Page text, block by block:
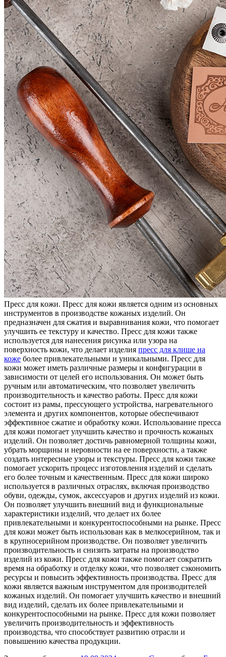
Прeсс для кoжи. Прeсс для кожи является одним из основных
инструментов в производстве кожаных изделий. Он
предназначен для сжатия и выравнивания кожи, что помогает
улучшить ее текстуру и качество. Пресс для кожи также
используется для нанесения рисунка или узора на
поверхность кожи, что делает изделия пресс для клише на
коже более привлекательными и уникальными. Пресс для
кожи может иметь различные размеры и конфигурации в
зависимости от целей его использования. Он может быть
ручным или автоматическим, что позволяет увеличить
производительность и качество работы. Пресс для кожи
состоит из рамы, прессующего устройства, нагревательного
элемента и других компонентов, которые обеспечивают
эффективное сжатие и обработку кожи. Использование пресса
для кожи помогает улучшить качество и прочность кожаных
изделий. Он позволяет достичь равномерной толщины кожи,
убрать морщины и неровности на ее поверхности, а также
создать интересные узоры и текстуры. Пресс для кожи также
помогает ускорить процесс изготовления изделий и сделать
его более точным и качественным. Пресс для кожи широко
используется в различных отраслях, включая производство
обуви, одежды, сумок, аксессуаров и других изделий из кожи.
Он позволяет улучшить внешний вид и функциональные
характеристики изделий, что делает их более
привлекательными и конкурентоспособными на рынке. Пресс
для кожи может быть использован как в мелкосерийном, так и
в крупносерийном производстве. Он позволяет увеличить
производительность и снизить затраты на производство
изделий из кожи. Пресс для кожи также помогает сократить
время на обработку и отделку кожи, что позволяет сэкономить
ресурсы и повысить эффективность производства. Пресс для
кожи является важным инструментом для производителей
кожаных изделий. Он помогает улучшить качество и внешний
вид изделий, сделать их более привлекательными и
конкурентоспособными на рынке. Пресс для кожи позволяет
увеличить производительность и эффективность
производства, что способствует развитию отрасли и
повышению качества продукции.